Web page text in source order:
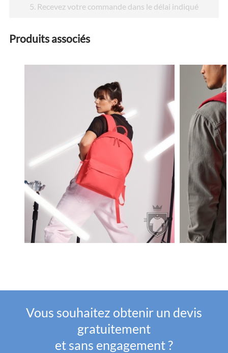
5. Recevez votre commande dans le délai indiqué
Produits associés
Vous souhaitez obtenir un devis
gratuitement
et sans engagement ?